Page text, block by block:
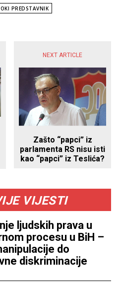
PREDSTAVNIK
NEXT ARTICLE
Zašto “papci” iz
parlamenta RS nisu isti
kao “papci” iz Teslića?
VIJESTI
ljudskih prava u
procesu u BiH –
do
diskriminacije